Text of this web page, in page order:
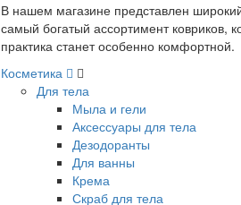
В нашем магазине представлен
самый богатый ассортимент
практика станет особенно комфортной.
Косметика
Для тела
Мыла и гели
Аксессуары для тела
Дезодоранты
Для ванны
Крема
Скраб для тела